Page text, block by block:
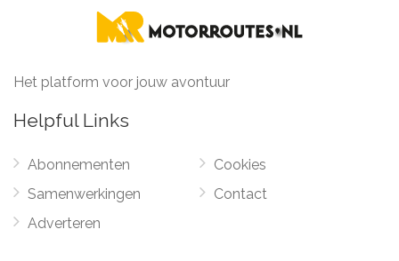
Het platform voor jouw avontuur
Helpful Links
Abonnementen
Samenwerkingen
Adverteren
Cookies
Contact